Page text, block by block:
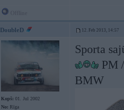
DoubleD 12. Feb 2013, 14:57
Kopš: 01. Jul 2002
No: Rīga
Sporta
PM
BMW